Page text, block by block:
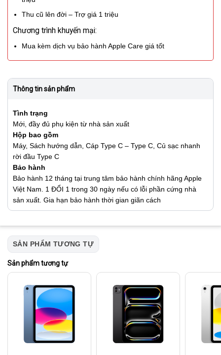
Thu cũ lên đời – Trợ giá 1 triệu
Chương trình khuyến mại:
Mua kèm dịch vụ bảo hành Apple Care giá tốt
Thông tin sản phẩm
Tình trạng
Mới, đầy đủ phụ kiện từ nhà sản xuất
Hộp bao gồm
Máy, Sách hướng dẫn, Cáp Type C – Type C, Củ sạc nhanh
rời đầu Type C
Bảo hành
Bảo hành 12 tháng tại trung tâm bảo hành chính hãng Apple
Việt Nam. 1 ĐỔI 1 trong 30 ngày nếu có lỗi phần cứng nhà
sản xuất. Gia hạn bảo hành thời gian giãn cách
SẢN PHẨM TƯƠNG TỰ
Sản phẩm tương tự